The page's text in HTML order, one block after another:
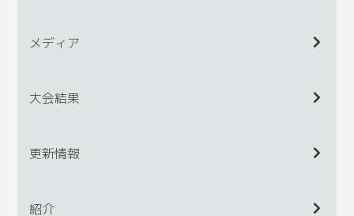
メディア
大会結果
更新情報
紹介